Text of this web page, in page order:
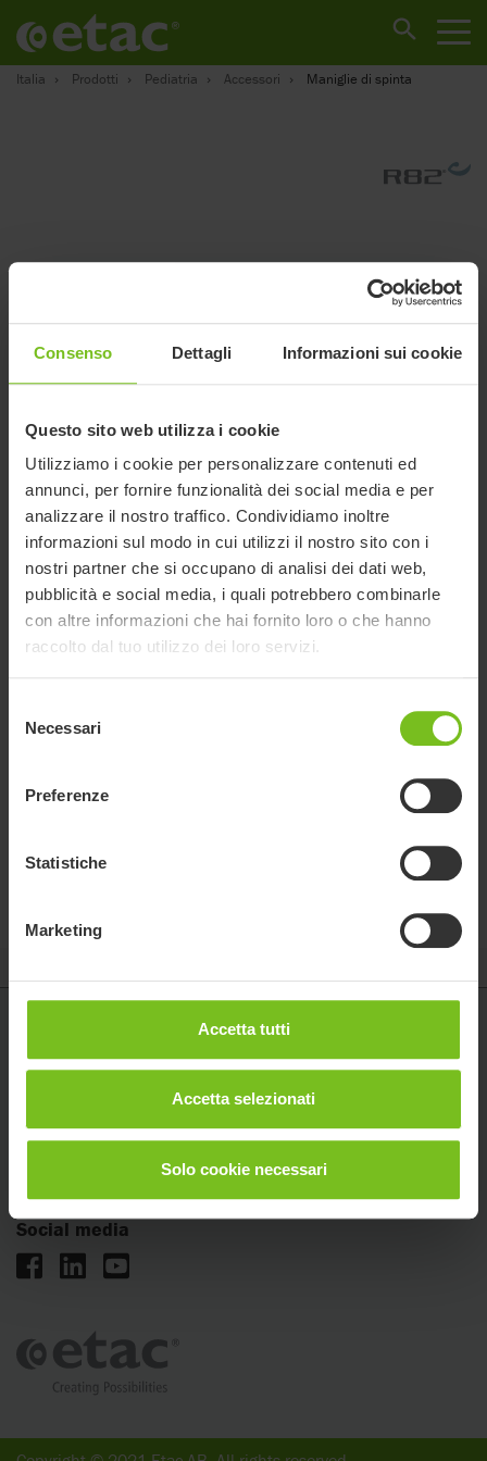
Consenso Dettagli Informazioni sui cookie
Questo sito web utilizza i cookie
Utilizziamo i cookie per personalizzare contenuti ed
annunci, per fornire funzionalità dei social media e per
analizzare il nostro traffico. Condividiamo inoltre
informazioni sul modo in cui utilizzi il nostro sito con i
nostri partner che si occupano di analisi dei dati web,
pubblicità e social media, i quali potrebbero combinarle
con altre informazioni che hai fornito loro o che hanno
raccolto dal tuo utilizzo dei loro servizi.
delNecessari
Preferenze
Statistiche
Marketing
Accetta tutti
Accetta selezionati
Solo cookie necessari
Italia Prodotti Pediatria Accessori Maniglie di spinta
per Maniglie di spinta
89545- Panda Standard, 89548- Panda
Via XXV Aprile 1945, n°17
San Giorgio di Piano (BO)
+39 051 2819228
italia.info@etac.com
Social media